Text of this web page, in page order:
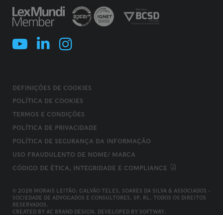
DEFINIÇÕES DE COOKIES
POLÍTICA DE COOKIES
TERMOS E CONDIÇÕES
POLÍTICA DE PRIVACIDADE
POLÍTICA DE SEGURANÇA DA INFORMAÇÃO
USO FRAUDULENTO DE NOME/ MARCA
CÓDIGO DE ÉTICA, INTEGRIDADE E COMPLIANCE
© 2026 MORAIS LEITÃO, GALVÃO TELES, SOARES DA SILVA & ASSOCIADOS -
SOCIEDADE DE ADVOGADOS E CONSULTORES, SP, RL. TODOS OS DIREITOS
RESERVADOS.
CREATED BY AC BRAND DESIGN. DEVELOPED BY SOFTWAY.